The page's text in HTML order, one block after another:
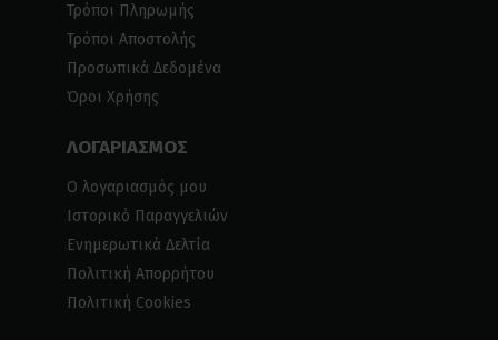
Τρόποι Πληρωμής
Τρόποι Αποστολής
Προσωπικά Δεδομένα
Όροι Χρήσης
ΛΟΓΑΡΙΑΣΜΟΣ
Ο λογαριασμός μου
Ιστορικό Παραγγελιών
Ενημερωτικά Δελτία
Πολιτική Απορρήτου
Πολιτική Cookies